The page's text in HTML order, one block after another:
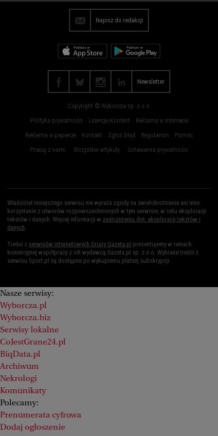
Poznań
Sosnowiec
Toruń
Wrocław
Zielona Góra
Napisz do redakcji
Newsletter
Copyright © Wyborcza sp. z o.o.
Polityka prywatności
Licencje/Kontent
Reklama w Internecie
Reklama w papierze
Kontakt Zgłoś błąd Regulamin
Pomoc
Pracuj z nami
Wszystkie artykuły Ustawienia prywatności
Właściciel niniejszego serwisu nie wyraża zgody na zwielokrotnianie ani inne
korzystanie z utworów rozpowszechnionych w tym serwisie, w celu eksploracji
tekstów i danych. Więcej informacji w zastrzeżeniu dot. eksploracji tekstów i
danych.
Treści z serwisów internetowych Grupy Gazeta.pl prezentujemy w ramach
komercyjnej współpracy z ich wydawcą Gazeta.pl sp. z o.o. Wybrane treści z
serwisu Sport.pl są dostępne po wykupieniu płatnej subskrypcji.
Nasze serwisy:
Wyborcza.pl
Wyborcza.biz
Serwisy lokalne
CoJestGrane24.pl
BiqData.pl
Archiwum
Nekrologi
Komunikaty
Polecamy:
Prenumerata cyfrowa
Dodaj ogłoszenie